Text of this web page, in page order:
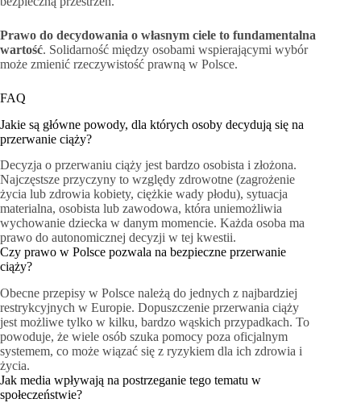
Prawo do decydowania o własnym ciele to fundamentalna
wartość. Solidarność między osobami wspierającymi wybór
może zmienić rzeczywistość prawną w Polsce.
FAQ
Jakie są główne powody, dla których osoby decydują się na
przerwanie ciąży?
Decyzja o przerwaniu ciąży jest bardzo osobista i złożona.
Najczęstsze przyczyny to względy zdrowotne (zagrożenie
życia lub zdrowia kobiety, ciężkie wady płodu), sytuacja
materialna, osobista lub zawodowa, która uniemożliwia
wychowanie dziecka w danym momencie. Każda osoba ma
prawo do autonomicznej decyzji w tej kwestii.
Czy prawo w Polsce pozwala na bezpieczne przerwanie
ciąży?
Obecne przepisy w Polsce należą do jednych z najbardziej
restrykcyjnych w Europie. Dopuszczenie przerwania ciąży
jest możliwe tylko w kilku, bardzo wąskich przypadkach. To
powoduje, że wiele osób szuka pomocy poza oficjalnym
systemem, co może wiązać się z ryzykiem dla ich zdrowia i
życia.
Jak media wpływają na postrzeganie tego tematu w
społeczeństwie?